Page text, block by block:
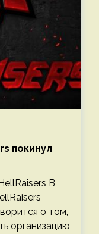
покинул
В
о том,
организацию